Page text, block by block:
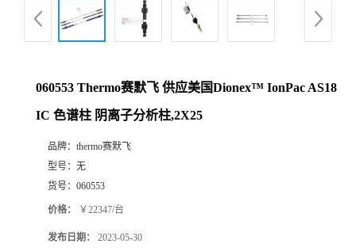
060553 Thermo赛默飞 供应美国Dionex™ IonPac AS18
IC 色谱柱 阴离子分析柱,2X25
品牌： thermo赛默飞
型号： 无
货号： 060553
价格： ￥22347/台
发布日期： 2023-05-30